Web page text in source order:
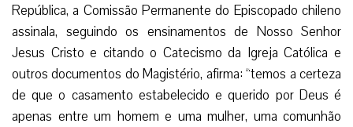
República, a Comissão Permanente do Episcopado chileno
assinala, seguindo os ensinamentos de Nosso Senhor
Jesus Cristo e citando o Catecismo da Igreja Católica e
outros documentos do Magistério, afirma: “temos a certeza
de que o casamento estabelecido e querido por Deus é
apenas entre um homem e uma mulher, uma comunhão